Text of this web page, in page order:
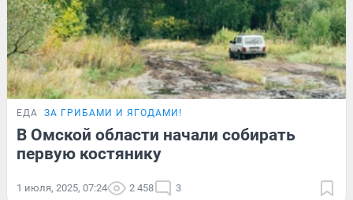
ЕДА ЗА ГРИБАМИ И ЯГОДАМИ!
В Омской области начали собирать
первую костянику
1 июля, 2025, 07:24 2 458 3